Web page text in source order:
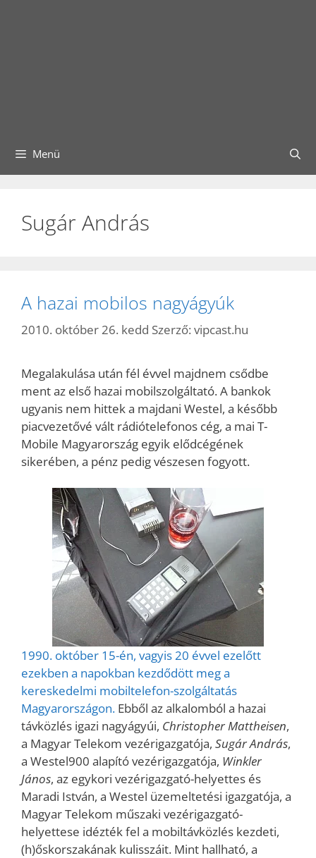
Menü
Sugár András
A hazai mobilos nagyágyúk
2010. október 26. kedd Szerző: vipcast.hu
Megalakulása után fél évvel majdnem csődbe
ment az első hazai mobilszolgáltató. A bankok
ugyanis nem hittek a majdani Westel, a később
piacvezetővé vált rádiótelefonos cég, a mai T-
Mobile Magyarország egyik elődcégének
sikerében, a pénz pedig vészesen fogyott.
1990. október 15-én, vagyis 20 évvel ezelőtt
ezekben a napokban kezdődött meg a
kereskedelmi mobiltelefon-szolgáltatás
Magyarországon. Ebből az alkalomból a hazai
távközlés igazi nagyágyúi, Christopher Mattheisen,
a Magyar Telekom vezérigazgatója, Sugár András,
a Westel900 alapító vezérigazgatója, Winkler
János, az egykori vezérigazgató-helyettes és
Maradi István, a Westel üzemeltetési igazgatója, a
Magyar Telekom műszaki vezérigazgató-
helyettese idézték fel a mobiltávközlés kezdeti,
(h)őskorszakának kulisszáit. Mint hallható, a